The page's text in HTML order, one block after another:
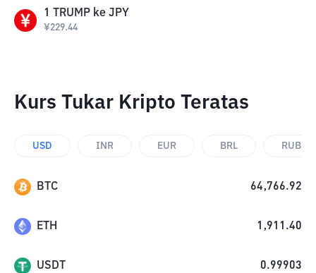
1 TRUMP ke JPY
¥229.44
Kurs Tukar Kripto Teratas
USD INR EUR BRL RUB
BTC 64,766.92
ETH 1,911.40
USDT 0.99903